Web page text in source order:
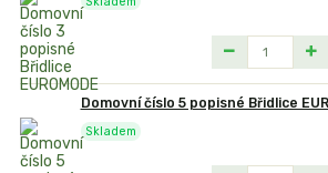
Domovní číslo 5 popisné Břidlice
Skladem